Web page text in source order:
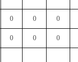
0 0 0
0 0 0